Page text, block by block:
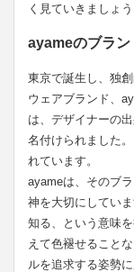
く見ていきましょう
ayameのブラン
東京で誕生し、独
ウェアブランド、
は、デザイナーの
名付けられました
れています。
ayameは、そのブ
神を大切にしてい
知る、という意味
えて色褪せること
ルを追求する姿勢